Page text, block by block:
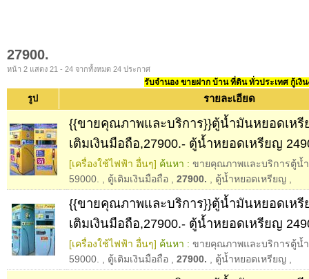
27900.
หน้า 2 แสดง 21 - 24 จากทั้งหมด 24 ประกาศ
รับจำนอง ขายฝาก บ้าน ที่ดิน ทั่วประเทศ กู้เงิ
รูป รายละเอียด
{{ขายคุณภาพและบริการ}}ตู้น้ำมันหยอดเหรี
เติมเงินมือถือ,27900.- ตู้น้ำหยอดเหรียญ
[เครื่องใช้ไฟฟ้า อื่นๆ] ค้นหา : ขายคุณภาพและบริการตู้น้
59000.
ตู้เติมเงินมือถือ 27900. ตู้น้ำหยอดเหรียญ
{{ขายคุณภาพและบริการ}}ตู้น้ำมันหยอดเหรี
เติมเงินมือถือ,27900.- ตู้น้ำหยอดเหรียญ
[เครื่องใช้ไฟฟ้า อื่นๆ] ค้นหา : ขายคุณภาพและบริการตู้น้
59000.
ตู้เติมเงินมือถือ 27900. ตู้น้ำหยอดเหรียญ